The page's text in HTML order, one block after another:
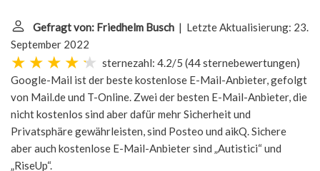
Gefragt von: Friedhelm Busch | Letzte Aktualisierung: 23.
September 2022
sternezahl: 4.2/5 (44 sternebewertungen)
Google-Mail ist der beste kostenlose E-Mail-Anbieter, gefolgt
von Mail.de und T-Online. Zwei der besten E-Mail-Anbieter, die
nicht kostenlos sind aber dafür mehr Sicherheit und
Privatsphäre gewährleisten, sind Posteo und aikQ. Sichere
aber auch kostenlose E-Mail-Anbieter sind „Autistici“ und
„RiseUp“.